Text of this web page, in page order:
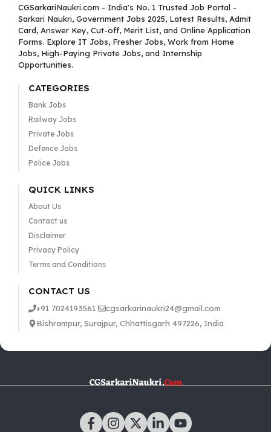
CGSarkariNaukri.com - India's No. 1 Trusted Job Portal -
Sarkari Naukri, Government Jobs 2025, Latest Results, Admit
Card, Answer Key, Cut-off, Merit List, and Online Application
Forms. Explore IT Jobs, Fresher Jobs, Work from Home
Jobs, High-Paying Private Jobs, and Internship
Opportunities.
CATEGORIES
Bank Jobs
Railway Jobs
Private Jobs
Defence Jobs
Police Jobs
QUICK LINKS
About Us
Contact us
Disclaimer
Privacy Policy
Terms and Conditions
CONTACT US
+91 7024193561
cgsarkarinaukri24@gmail.com
Bishrampur, Surajpur, Chhattisgarh 497226, India